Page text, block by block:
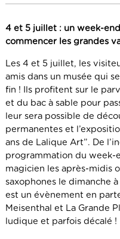
4 et 5 juillet : un week-
commencer les grandes
Les 4 et 5 juillet, les
amis dans un musée qui
fin ! Ils profitent sur le
et du bac à sable pour
leur sera possible de
permanentes et
ans de Lalique Art”. De
programmation du week-
magicien les après-midis
saxophones le dimanche
est un évènement en
Meisenthal et La Grande
ludique et parfois décalé !